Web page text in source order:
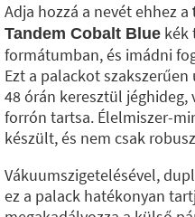
Adja hozzá a nevét ehhez a
Tandem Cobalt Blue kék
formátumban, és imádni
Ezt a palackot
48 órán keresztül jéghideg,
forrón tartsa. Élelmiszer-
készült, és nem csak
Vákuumszigetelésével,
ez a palack hatékonyan